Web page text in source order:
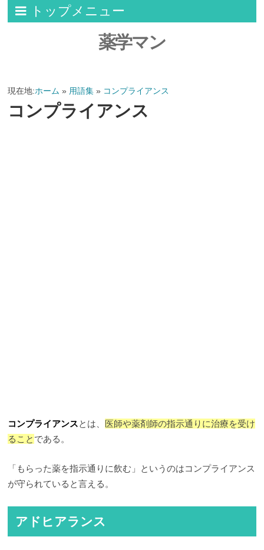
トップメニュー
薬学マン
現在地:ホーム » 用語集 » コンプライアンス
コンプライアンス
コンプライアンスとは、 医師や薬剤師の指示通りに治療を受け
ること である。
「もらった薬を指示通りに飲む」というのはコンプライアンス
が守られていると言える。
アドヒアランス